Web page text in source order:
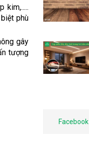
kim,.....
phù
gây
tượng
Facebook